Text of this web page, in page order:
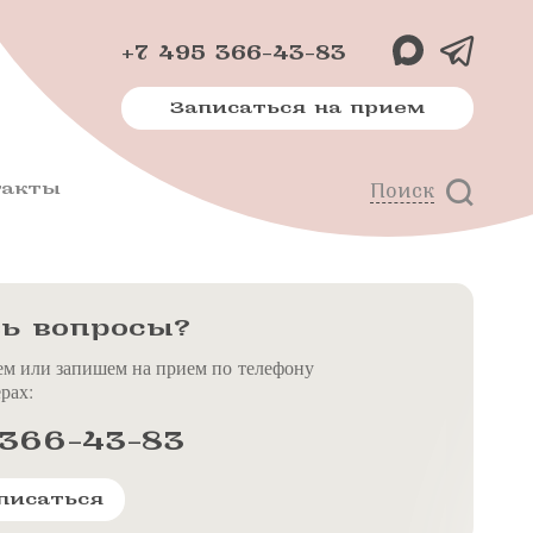
+7 495 366-43-83
Записаться на прием
Поиск
вопросы?
или запишем на прием по телефону
43-83